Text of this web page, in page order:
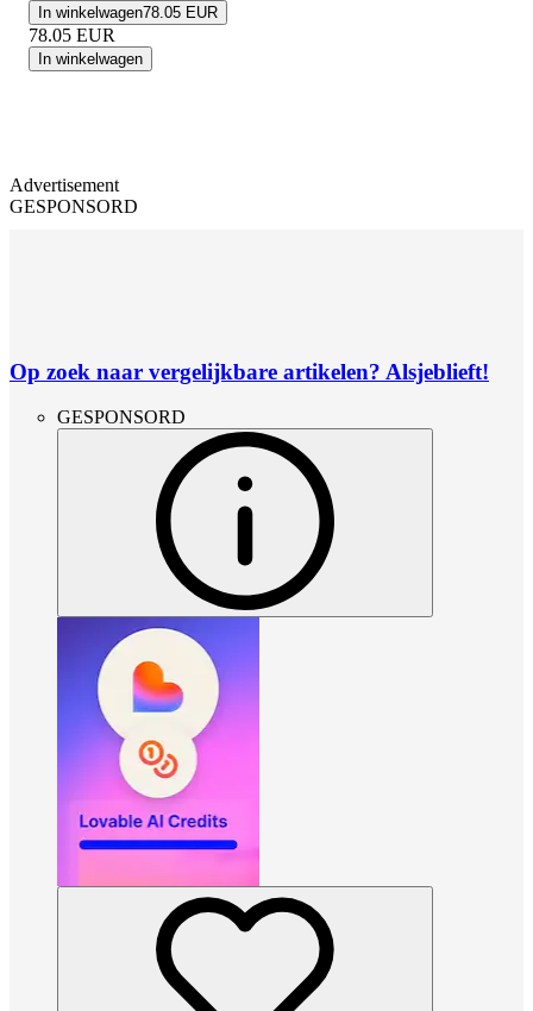
In winkelwagen78.05 EUR
78.05 EUR
In winkelwagen
Advertisement
GESPONSORD
Op zoek naar vergelijkbare artikelen? Alsjeblieft!
GESPONSORD